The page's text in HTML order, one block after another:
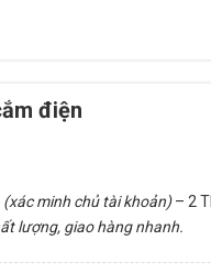
điện
(xác minh chủ tài khoản) – 2
lượng, giao hàng nhanh.